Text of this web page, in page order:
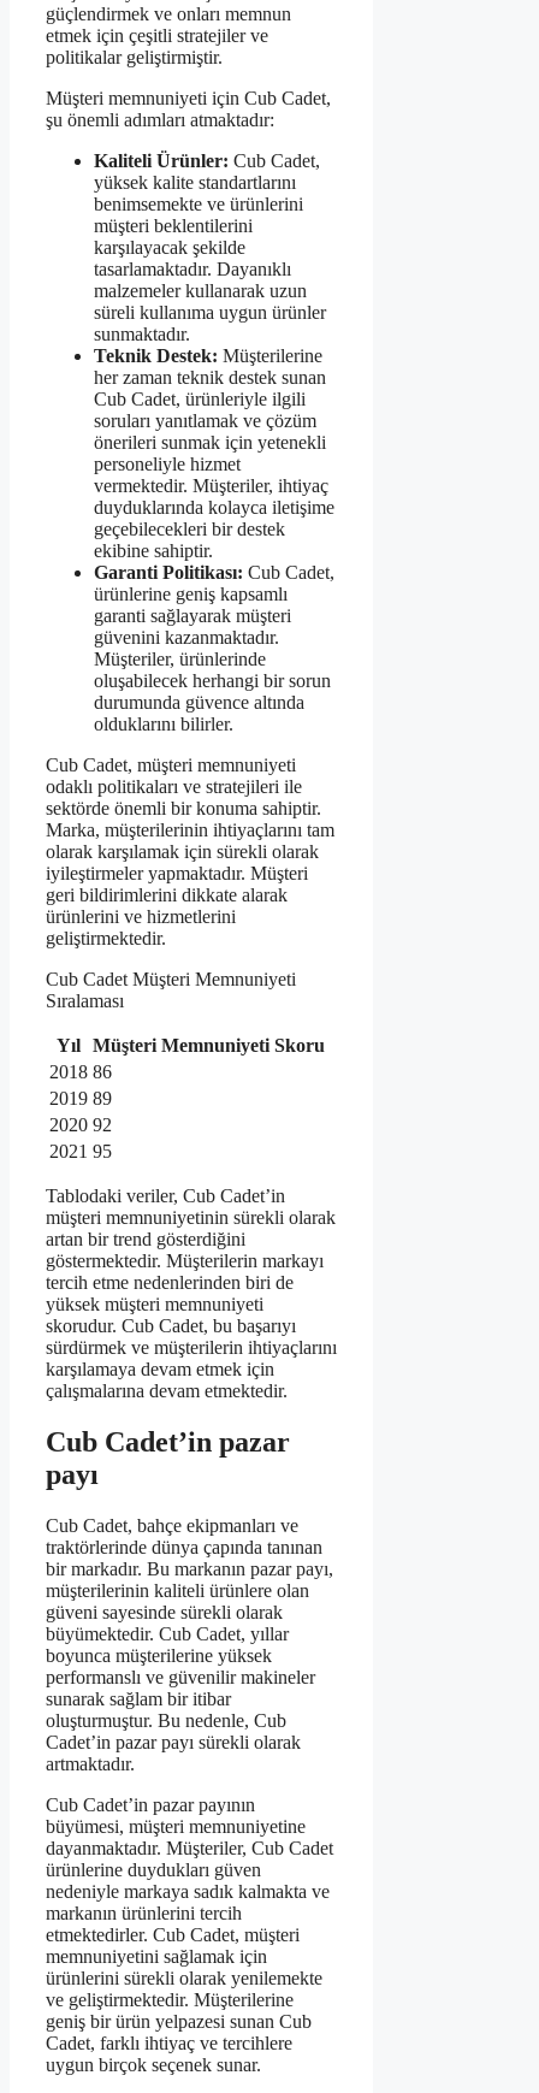
güçlendirmek ve onları memnun
etmek için çeşitli stratejiler ve
politikalar geliştirmiştir.
Müşteri memnuniyeti için Cub Cadet,
şu önemli adımları atmaktadır:
Kaliteli Ürünler: Cub Cadet,
yüksek kalite standartlarını
benimsemekte ve ürünlerini
müşteri beklentilerini
karşılayacak şekilde
tasarlamaktadır. Dayanıklı
malzemeler kullanarak uzun
süreli kullanıma uygun ürünler
sunmaktadır.
Teknik Destek: Müşterilerine
her zaman teknik destek sunan
Cub Cadet, ürünleriyle ilgili
soruları yanıtlamak ve çözüm
önerileri sunmak için yetenekli
personeliyle hizmet
vermektedir. Müşteriler, ihtiyaç
duyduklarında kolayca iletişime
geçebilecekleri bir destek
ekibine sahiptir.
Garanti Politikası: Cub Cadet,
ürünlerine geniş kapsamlı
garanti sağlayarak müşteri
güvenini kazanmaktadır.
Müşteriler, ürünlerinde
oluşabilecek herhangi bir sorun
durumunda güvence altında
olduklarını bilirler.
Cub Cadet, müşteri memnuniyeti
odaklı politikaları ve stratejileri ile
sektörde önemli bir konuma sahiptir.
Marka, müşterilerinin ihtiyaçlarını tam
olarak karşılamak için sürekli olarak
iyileştirmeler yapmaktadır. Müşteri
geri bildirimlerini dikkate alarak
ürünlerini ve hizmetlerini
geliştirmektedir.
Cub Cadet Müşteri Memnuniyeti
Sıralaması
Yıl Müşteri Memnuniyeti Skoru
2018 86
2019 89
2020 92
2021 95
Tablodaki veriler, Cub Cadet’in
müşteri memnuniyetinin sürekli olarak
artan bir trend gösterdiğini
göstermektedir. Müşterilerin markayı
tercih etme nedenlerinden biri de
yüksek müşteri memnuniyeti
skorudur. Cub Cadet, bu başarıyı
sürdürmek ve müşterilerin ihtiyaçlarını
karşılamaya devam etmek için
çalışmalarına devam etmektedir.
Cub Cadet’in pazar
payı
Cub Cadet, bahçe ekipmanları ve
traktörlerinde dünya çapında tanınan
bir markadır. Bu markanın pazar payı,
müşterilerinin kaliteli ürünlere olan
güveni sayesinde sürekli olarak
büyümektedir. Cub Cadet, yıllar
boyunca müşterilerine yüksek
performanslı ve güvenilir makineler
sunarak sağlam bir itibar
oluşturmuştur. Bu nedenle, Cub
Cadet’in pazar payı sürekli olarak
artmaktadır.
Cub Cadet’in pazar payının
büyümesi, müşteri memnuniyetine
dayanmaktadır. Müşteriler, Cub Cadet
ürünlerine duydukları güven
nedeniyle markaya sadık kalmakta ve
markanın ürünlerini tercih
etmektedirler. Cub Cadet, müşteri
memnuniyetini sağlamak için
ürünlerini sürekli olarak yenilemekte
ve geliştirmektedir. Müşterilerine
geniş bir ürün yelpazesi sunan Cub
Cadet, farklı ihtiyaç ve tercihlere
uygun birçok seçenek sunar.